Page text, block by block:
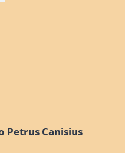
Petrus Canisius